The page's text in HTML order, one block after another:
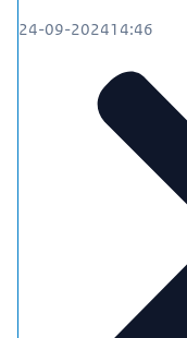
24-09-202414:46